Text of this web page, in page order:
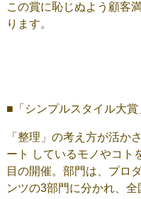
この賞に恥じぬよう顧客
ります。
■「シンプルスタイル大賞
「整理」の考え方が活か
ート しているモノやコト
目の開催。部門は、プロ
ンツの3部門に分かれ、